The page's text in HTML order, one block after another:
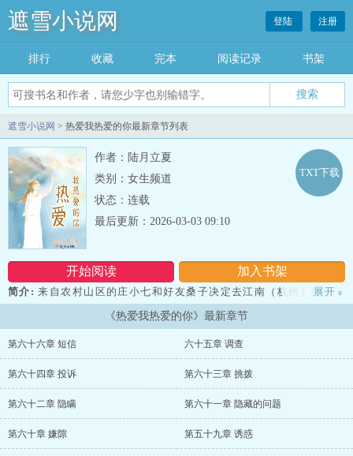
遮雪小说网 登陆 注册
排行 收藏 完本 阅读记录 书架
遮雪小说网 > 热爱我热爱的你最新章节列表
作者：陆月立夏
类别：女生频道
状态：连载
开始阅读 加入书架
TXT下载
最后更新：2026-03-03 09:10
简介: 来自农村山区的庄小七和好友桑子决定去江南（杭州）打拼，
在火车上遇见同样去江南的张荣，三人一步步实现自己的梦想，张荣
一直默默喜欢小七，但始终没有机会表白，后来小七认识了 “泰和
服装”的总经理，也是泰和的公子爷骆家成，两人在工作中擦出爱情的
的工作，热爱自己梦想的城市，热爱生活，热爱爱自己的人，热爱自
己爱的人，她最终能否收获她的 “热爱”？...
展开 »
《热爱我热爱的你》最新章节
第六十六章 短信 六十五章 调查
第六十四章 投诉 第六十三章 挑拨
第六十二章 隐瞒 第六十一章 隐藏的问题
第六十章 嫌隙 第五十九章 诱惑